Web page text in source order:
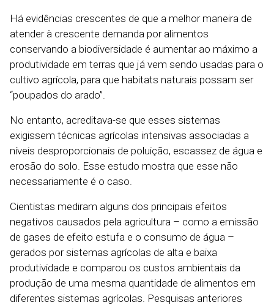
Há evidências crescentes de que a melhor maneira de
atender à crescente demanda por alimentos
conservando a biodiversidade é aumentar ao máximo a
produtividade em terras que já vem sendo usadas para o
cultivo agrícola, para que habitats naturais possam ser
“poupados do arado”.
No entanto, acreditava-se que esses sistemas
exigissem técnicas agrícolas intensivas associadas a
níveis desproporcionais de poluição, escassez de água e
erosão do solo. Esse estudo mostra que esse não
necessariamente é o caso.
Cientistas mediram alguns dos principais efeitos
negativos causados pela agricultura – como a emissão
de gases de efeito estufa e o consumo de água –
gerados por sistemas agrícolas de alta e baixa
produtividade e comparou os custos ambientais da
produção de uma mesma quantidade de alimentos em
diferentes sistemas agrícolas. Pesquisas anteriores